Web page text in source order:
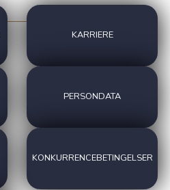
KARRIERE
PERSONDATA
KONKURRENCEBETINGELSER